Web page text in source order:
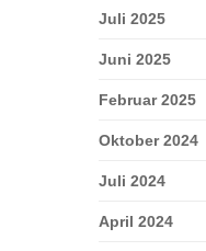
Juli 2025
Juni 2025
Februar 2025
Oktober 2024
Juli 2024
April 2024